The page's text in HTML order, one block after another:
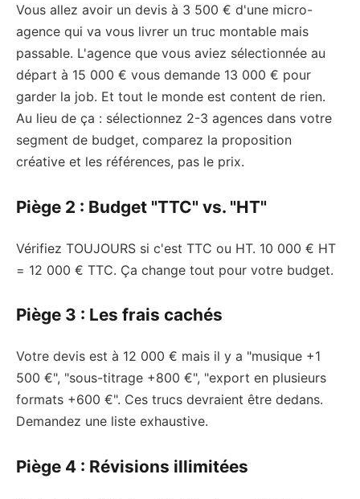
Vous allez avoir un devis à 3 500 € d'une micro-
agence qui va vous livrer un truc montable mais
passable. L'agence que vous aviez sélectionnée au
départ à 15 000 € vous demande 13 000 € pour
garder la job. Et tout le monde est content de rien.
Au lieu de ça : sélectionnez 2-3 agences dans votre
segment de budget, comparez la proposition
créative et les références, pas le prix.
Piège 2 : Budget "TTC" vs. "HT"
Vérifiez TOUJOURS si c'est TTC ou HT. 10 000 € HT
= 12 000 € TTC. Ça change tout pour votre budget.
Piège 3 : Les frais cachés
Votre devis est à 12 000 € mais il y a "musique +1
500 €", "sous-titrage +800 €", "export en plusieurs
formats +600 €". Ces trucs devraient être dedans.
Demandez une liste exhaustive.
Piège 4 : Révisions illimitées